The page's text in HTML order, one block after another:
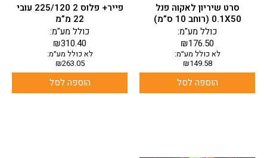
סרט שיריון לאקוה פנל
0.1X50 (רוחב 10 ס”מ)
₪176.50
כולל מע"מ:
לא כולל מע״מ:
₪149.58
הוספה לסל
פייר+ פלוס 2 225/120 עובי
22 מ”מ
₪310.40
כולל מע"מ:
לא כולל מע״מ:
₪263.05
הוספה לסל